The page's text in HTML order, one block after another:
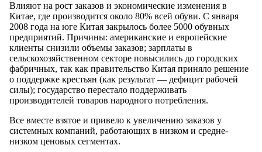
Влияют на рост заказов и экономические изменения в
Китае, где производится около 80% всей обуви. С января
2008 года на юге Китая закрылось более 5000 обувных
предприятий. Причины: американские и европейские
клиенты снизили объемы заказов; зарплаты в
сельскохозяйственном секторе повысились до городских
фабричных, так как правительство Китая приняло решение
о поддержке крестьян (как результат — дефицит рабочей
силы); государство перестало поддерживать
производителей товаров народного потребления.
Все вместе взятое и привело к увеличению заказов у
системных компаний, работающих в низком и средне-
низком ценовых сегментах.